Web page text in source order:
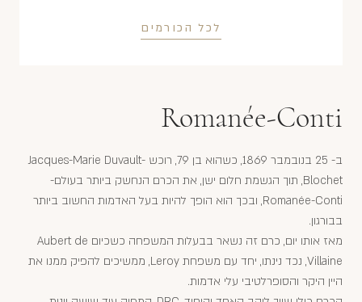
לכל הכורמים
Romanée-Conti
ב- 25 בנובמבר 1869, כשהוא בן 79, רוכש Jacques-Marie Duvault-
Blochet, תוך הגשמת חלום ישן, את הכרם הנחשק ביותר בעולם-
Romanée-Conti, ובכך הוא הופך להיות בעל האדמות החשוב ביותר
בבורגון.
מאז אותו יום, כרם זה נשאר בבעלות המשפחה כשכיום Aubert de
Villaine, נכד נינתו, יחד עם משפחת Leroy, ממשיכים להפיק ממנו את
היין היקר והסופרלטיבי עלי אדמות.